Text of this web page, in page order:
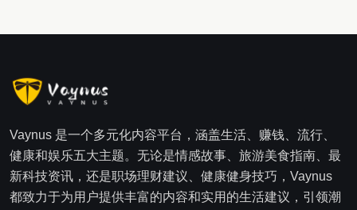
Vaynus 是一个多元化内容平台，涵盖生活、赚钱、流行、
健康和娱乐五大主题。无论是情感故事、旅游美食指南、最
新科技资讯，还是职场理财建议、健康健身技巧，Vaynus
都致力于为用户提供丰富的内容和实用的生活建议，引领潮